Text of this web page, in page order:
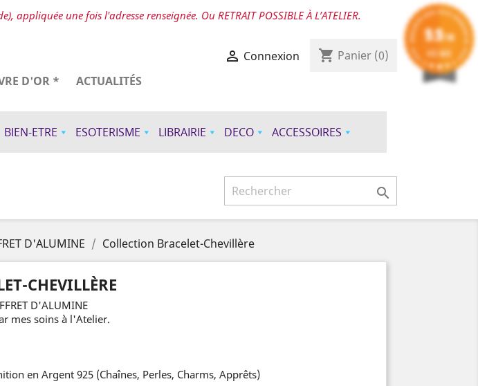
appliquée une fois l'adresse renseignée. Ou RETRAIT POSSIBLE À L’ATELIER.
 Connexion shopping_cart Panier (0)
D'OR * ACTUALITÉS
BIEN-ETRE ESOTERISME LIBRAIRIE DECO ACCESSOIRES

D'ALUMINE Collection Bracelet-Chevillère
CHEVILLÈRE
D'ALUMINE
mes soins à l'Atelier.
en Argent 925 (Chaînes, Perles, Charms, Apprêts)
9.9/10
412 AVIS